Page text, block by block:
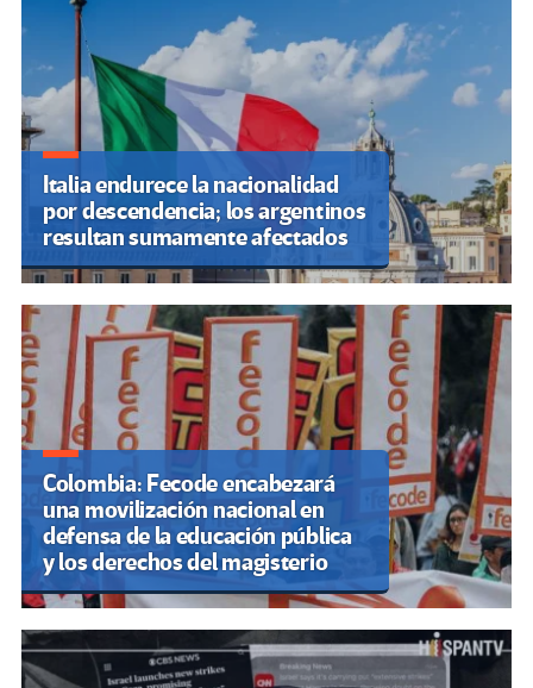
Italia endurece la nacionalidad
por descendencia; los argentinos
resultan sumamente afectados
Colombia: Fecode encabezará
una movilización nacional en
defensa de la educación pública
y los derechos del magisterio